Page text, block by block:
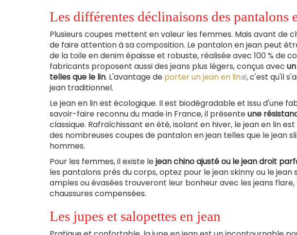
Les différentes déclinaisons des pantalons
Plusieurs coupes mettent en valeur les femmes. Mais avant de
de faire attention à sa composition. Le pantalon en jean peut
de la toile en denim épaisse et robuste, réalisée avec 100 % de
fabricants proposent aussi des jeans plus légers, conçus avec
telles que le lin. L'avantage de porter un jean en lin(le
est
externe)
, c'est qu'il
jean traditionnel.
Le jean en lin est écologique. Il est biodégradable et issu d'une
savoir-faire reconnu du made in France, il présenteune
classique. Rafraîchissant en été, isolant en hiver, le jean en lin
des nombreuses coupes de pantalon en jean telles que le jean
hommes.
Pour les femmes, il existe lejeanchino ajusté ou le jean droit
les pantalons près du corps, optez pour le jean skinny ou le
amples ou évasées trouveront leur bonheur avec les jeans
chaussures compensées.
Les jupes et salopettes en jean